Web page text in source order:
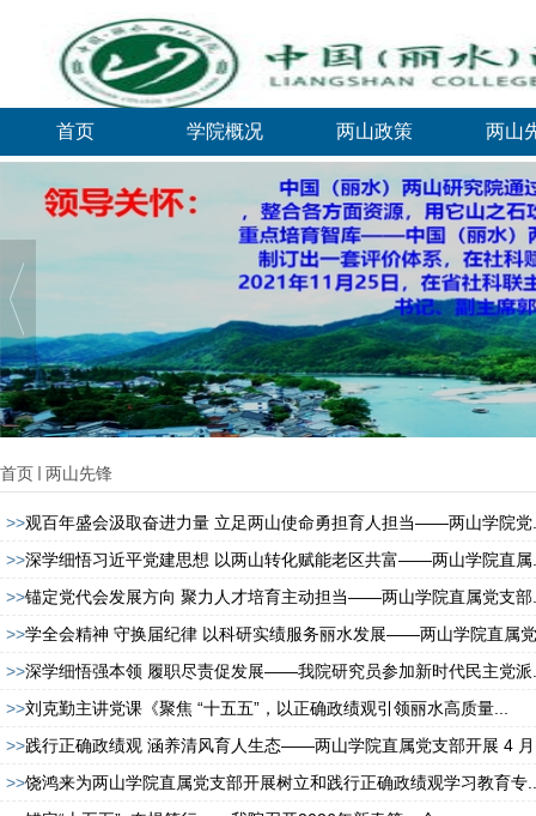
首页 学院概况 两山政策 两山
首页 两山先锋
>>观百年盛会汲取奋进力量 立足两山使命勇担育人担当——两山学院党
>>深学细悟习近平党建思想 以两山转化赋能老区共富——两山学院直属
>>锚定党代会发展方向 聚力人才培育主动担当——两山学院直属党支部
>>学全会精神 守换届纪律 以科研实绩服务丽水发展——两山学院直属
>>深学细悟强本领 履职尽责促发展——我院研究员参加新时代民主党派
>>刘克勤主讲党课《聚焦 “十五五”，以正确政绩观引领丽水高质量...
>>践行正确政绩观 涵养清风育人生态——两山学院直属党支部开展 4
>>饶鸿来为两山学院直属党支部开展树立和践行正确政绩观学习教育专